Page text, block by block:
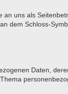
uns als
dem Schloss-
Daten,